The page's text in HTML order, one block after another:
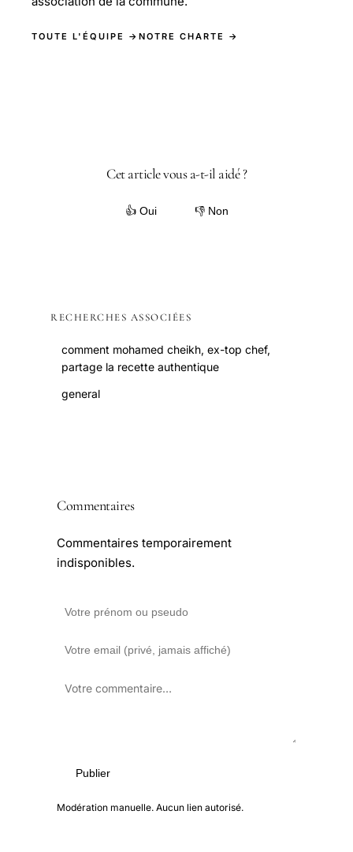
TOUTE L'ÉQUIPE → NOTRE CHARTE →
Cet article vous a-t-il aidé ?
👍 Oui 👎 Non
RECHERCHES ASSOCIÉES
comment mohamed cheikh, ex-top chef,
partage la recette authentique
general
Commentaires
Commentaires temporairement
indisponibles.
Publier
Modération manuelle. Aucun lien autorisé.